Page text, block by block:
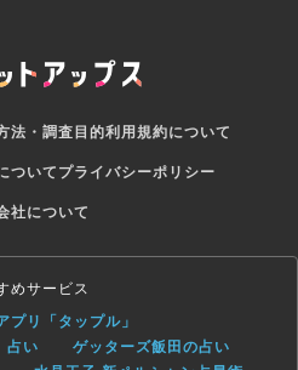
法・調査目的利用規約について
ついてプライバシーポリシー
社について
めサービス
プリ「タップル」
占い
ゲッターズ飯田の占い